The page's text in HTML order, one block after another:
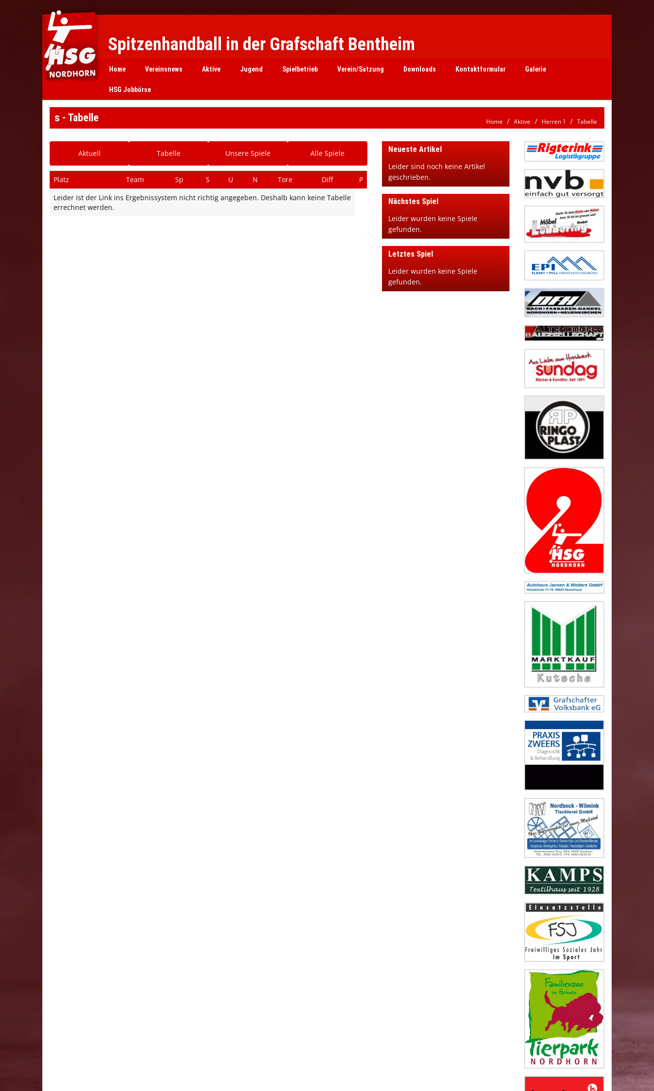
Spitzenhandball in der Grafschaft Bentheim
Home Vereinsnews Aktive Jugend Spielbetrieb Verein/Satzung Downloads Kontaktformular Galerie
HSG Jobbörse
s - Tabelle Home Aktive Herren 1 Tabelle
Aktuell Tabelle Unsere Spiele Alle Spiele
Platz Team Sp S U N Tore Diff
P
Leider ist der Link ins Ergebnissystem nicht richtig angegeben. Deshalb kann keine Tabelle
errechnet werden.
Neueste Artikel
Leider sind noch keine Artikel
geschrieben.
Nächstes Spiel
Leider wurden keine Spiele
gefunden.
Letztes Spiel
Leider wurden keine Spiele
gefunden.